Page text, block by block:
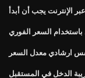
الإنترنت يجب أن أبدأ
السعر الفوري
ارشادي معدل السعر